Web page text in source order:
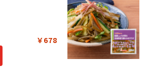
￥678